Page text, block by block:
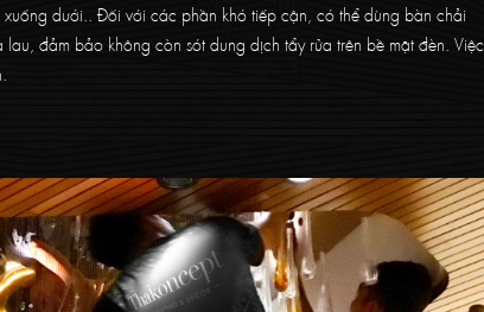
dưới.. Đối với các phần khó tiếp cận, có thể dùng bàn chải
đảm bảo không còn sót dung dịch tẩy rửa trên bề mặt đèn. Việc